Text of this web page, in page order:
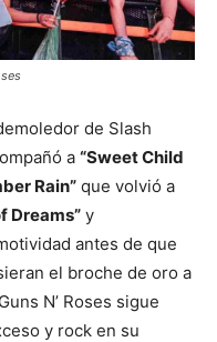
de Slash
a “Sweet Child
Rain” que volvió a
Dreams” y
antes de que
el broche de oro a
N’ Roses sigue
y rock en su